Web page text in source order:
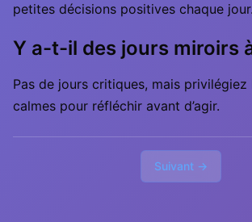
petites décisions positives chaque jour.
Y a-t-il des jours miroirs
Pas de jours critiques, mais privilégiez
calmes pour réfléchir avant d’agir.
Suivant →